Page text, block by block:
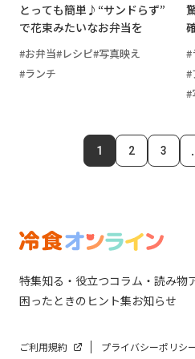
とっても簡単♪“サンドらず”
で花束みたいなお弁当を
お弁当 レシピ 写真映え
ランチ
1 2 3
特集知る・役立つコラム・読み物
困ったときのヒント集お知らせ
ご利用規約 プライバシーポリシ